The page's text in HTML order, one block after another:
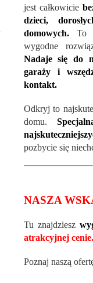
jest całkowicie
dzieci,
domowych.
To
wygodne
Nadaje się do
garaży i
kontakt.
Odkryj to
domu.
pozbycie się
NASZA
Tu znajdziesz
atrakcyjnej cenie.
Poznaj naszą